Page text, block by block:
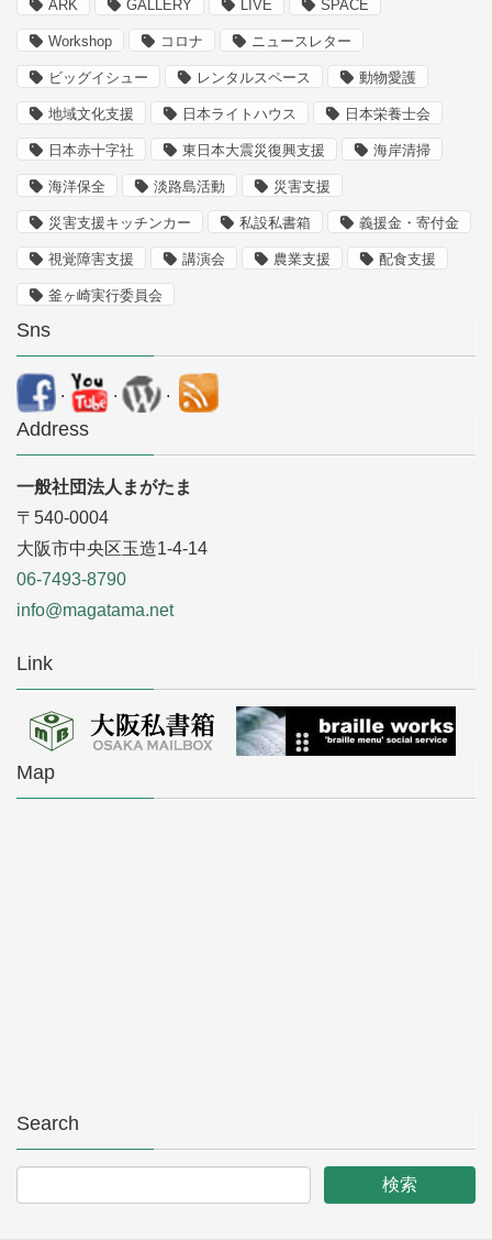
ARK GALLERY LIVE SPACE
Workshop コロナ ニュースレター
ビッグイシュー レンタルスペース 動物愛護
地域文化支援 日本ライトハウス 日本栄養士会
日本赤十字社 東日本大震災復興支援 海岸清掃
海洋保全 淡路島活動 災害支援
災害支援キッチンカー 私設私書箱 義援金・寄付金
視覚障害支援 講演会 農業支援 配食支援
釜ヶ崎実行委員会
Sns
. . .
Address
一般社団法人まがたま
〒540-0004
大阪市中央区玉造1-4-14
06-7493-8790
info@magatama.net
Link
Map
Search